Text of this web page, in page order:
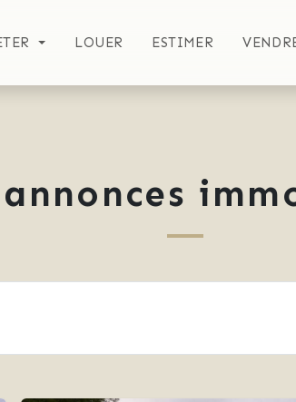
LOUER ESTIMER
annonces